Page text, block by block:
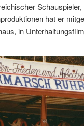
hat er
in